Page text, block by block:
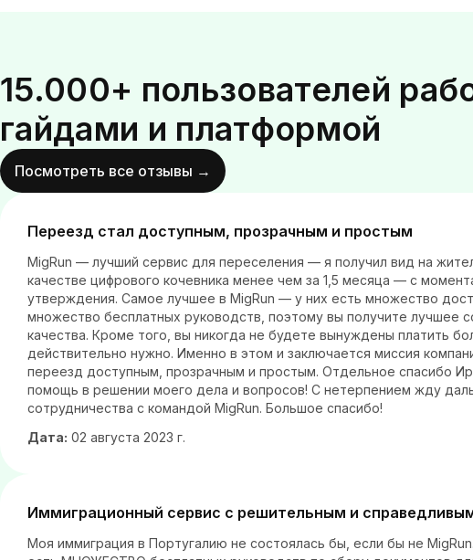
15.000+ пользователей
гайдами и платформой
Посмотреть все отзывы →
Переезд стал доступным, прозрачным и простым
MigRun — лучший сервис для переселения — я получил вид на
качестве цифрового кочевника менее чем за 1,5 месяца — с
утверждения. Самое лучшее в MigRun — у них есть множество
множество бесплатных руководств, поэтому вы получите лучшее
качества. Кроме того, вы никогда не будете вынуждены платить
действительно нужно. Именно в этом и заключается миссия
переезд доступным, прозрачным и простым. Отдельное спасибо
помощь в решении моего дела и вопросов! С нетерпением жду
сотрудничества с командой MigRun. Большое спасибо!
Дата: 02 августа 2023 г.
Иммиграционный сервис с решительным и
Моя иммиграция в Португалию не состоялась бы, если бы не